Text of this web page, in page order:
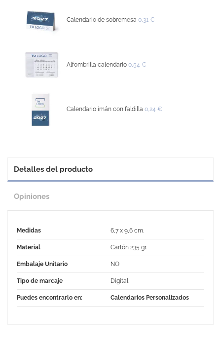
Calendario de sobremesa 0,31 €
Alfombrilla calendario 0,54 €
Calendario imán con faldilla 0,24 €
Detalles del producto
Opiniones
Medidas 6,7 x 9,6 cm.
Material Cartón 235 gr.
Embalaje Unitario NO
Tipo de marcaje Digital
Puedes encontrarlo en: Calendarios Personalizados